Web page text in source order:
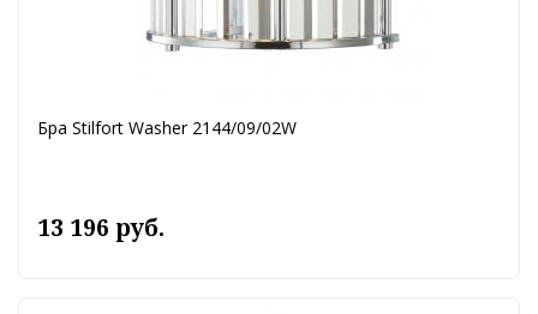
Бра Stilfort Washer 2144/09/02W
13 196 руб.